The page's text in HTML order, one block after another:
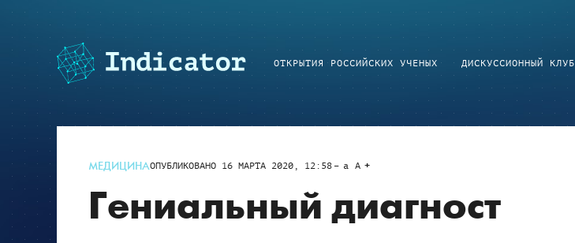
ОТКРЫТИЯ РОССИЙСКИХ УЧЕНЫХ ДИСКУССИОННЫЙ КЛУБ
МЕДИЦИНАОПУБЛИКОВАНО 16 МАРТА 2020, 12:58 a A
Гениальный диагност